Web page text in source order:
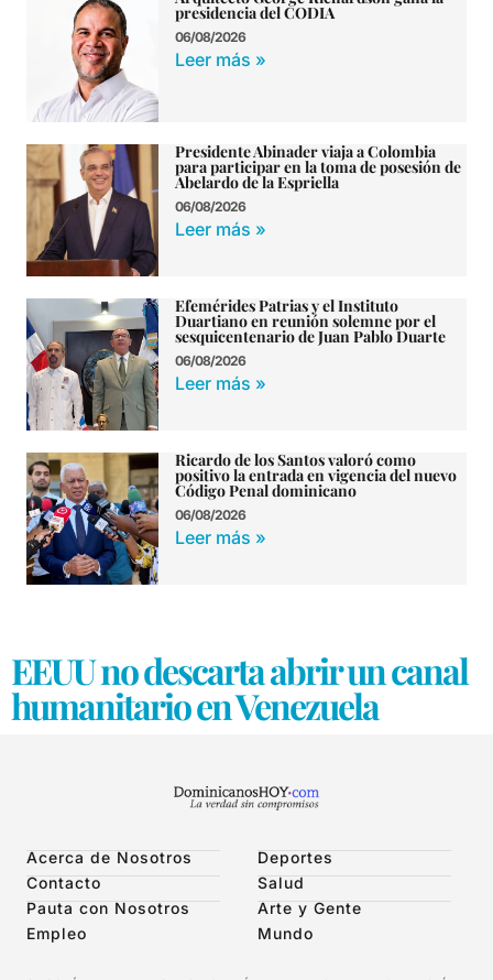
presidencia del CODIA
06/08/2026
Leer más »
Presidente Abinader viaja a Colombia
para participar en la toma de posesión de
Abelardo de la Espriella
06/08/2026
Leer más »
Efemérides Patrias y el Instituto
Duartiano en reunión solemne por el
sesquicentenario de Juan Pablo Duarte
06/08/2026
Leer más »
Ricardo de los Santos valoró como
positivo la entrada en vigencia del nuevo
Código Penal dominicano
06/08/2026
Leer más »
EEUU no descarta abrir un canal
humanitario en Venezuela
Acerca de Nosotros
Contacto
Pauta con Nosotros
Empleo
Deportes
Salud
Arte y Gente
Mundo